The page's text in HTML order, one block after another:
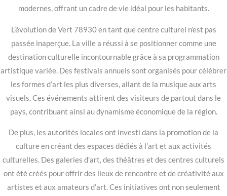
modernes, offrant un cadre de vie idéal pour les habitants.
L’évolution de Vert 78930 en tant que centre culturel n’est pas
passée inaperçue. La ville a réussi à se positionner comme une
destination culturelle incontournable grâce à sa programmation
artistique variée. Des festivals annuels sont organisés pour célébrer
les formes d’art les plus diverses, allant de la musique aux arts
visuels. Ces événements attirent des visiteurs de partout dans le
pays, contribuant ainsi au dynamisme économique de la région.
De plus, les autorités locales ont investi dans la promotion de la
culture en créant des espaces dédiés à l’art et aux activités
culturelles. Des galeries d’art, des théâtres et des centres culturels
ont été créés pour offrir des lieux de rencontre et de créativité aux
artistes et aux amateurs d’art. Ces initiatives ont non seulement